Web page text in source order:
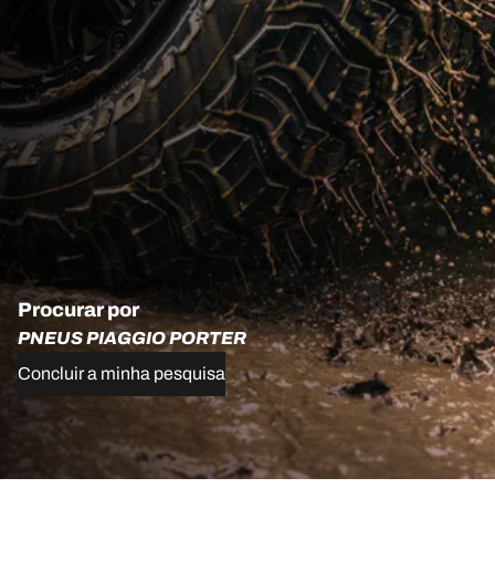
Procurar por
PNEUS PIAGGIO PORTER
Concluir a minha pesquisa